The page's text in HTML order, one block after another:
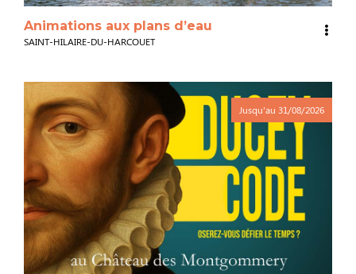
Animations aux plans d’eau
SAINT-HILAIRE-DU-HARCOUET
Jusqu'au 31/08/2026